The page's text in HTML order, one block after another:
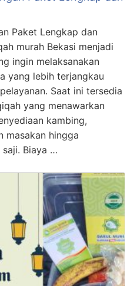
Paket Lengkap dan
murah Bekasi menjadi
ingin melaksanakan
yang lebih terjangkau
Saat ini tersedia
yang menawarkan
kambing,
masakan hingga
saji. Biaya …